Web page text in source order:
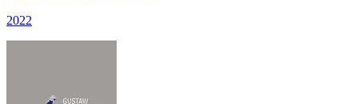
2022